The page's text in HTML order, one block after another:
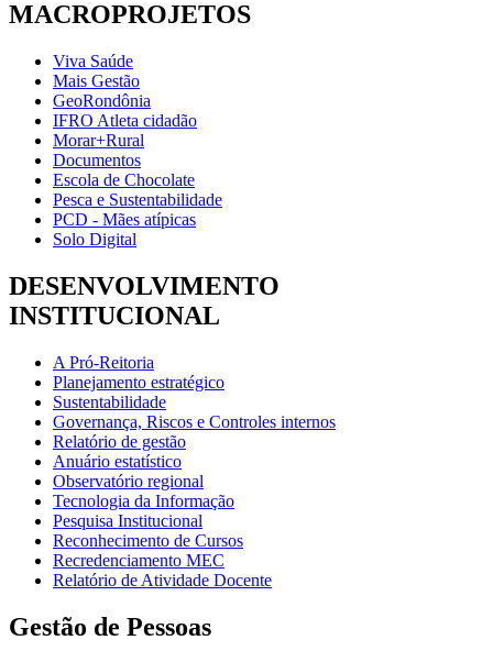
MACROPROJETOS
Viva Saúde
Mais Gestão
GeoRondônia
IFRO Atleta cidadão
Morar+Rural
Documentos
Escola de Chocolate
Pesca e Sustentabilidade
PCD - Mães atípicas
Solo Digital
DESENVOLVIMENTO
INSTITUCIONAL
A Pró-Reitoria
Planejamento estratégico
Sustentabilidade
Governança, Riscos e Controles internos
Relatório de gestão
Anuário estatístico
Observatório regional
Tecnologia da Informação
Pesquisa Institucional
Reconhecimento de Cursos
Recredenciamento MEC
Relatório de Atividade Docente
Gestão de Pessoas